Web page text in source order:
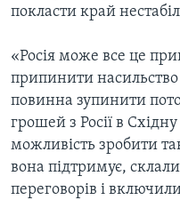
покласти край
«Росія може все це
припинити насильство
повинна зупинити
грошей з Росії в Східну
можливість зробити
вона підтримує,
переговорів і